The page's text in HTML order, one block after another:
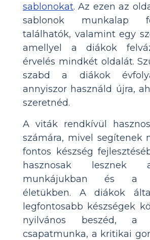
sablonokat. Az ezen az
sablonok munkalap
találhatók, valamint egy
amellyel a diákok
érvelés mindkét oldalát.
szabd a diákok
annyiszor használd újra,
szeretnéd.
A viták rendkívül
számára, mivel segítenek
fontos készség
hasznosak lesznek
munkájukban és a
életükben. A diákok
legfontosabb készségek
nyilvános beszéd, a
csapatmunka, a kritikai